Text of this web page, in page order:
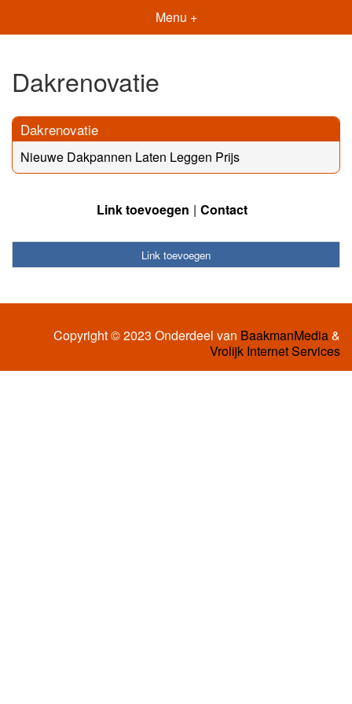
Menu +
Dakrenovatie
Dakrenovatie
Nieuwe Dakpannen Laten Leggen Prijs
Link toevoegen Contact
Link toevoegen
Copyright © 2023 Onderdeel van BaakmanMedia&
Vrolijk Internet Services